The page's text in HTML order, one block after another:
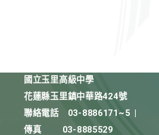
國立玉里高級中學
花蓮縣玉里鎮中華路424號
聯絡電話
03-8886171~5
傳真
03-8885529